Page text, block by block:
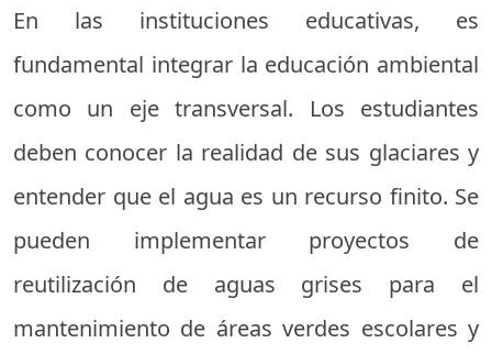
En las instituciones educativas, es
fundamental integrar la educación ambiental
como un eje transversal. Los estudiantes
deben conocer la realidad de sus glaciares y
entender que el agua es un recurso finito. Se
pueden implementar proyectos de
reutilización de aguas grises para el
mantenimiento de áreas verdes escolares y